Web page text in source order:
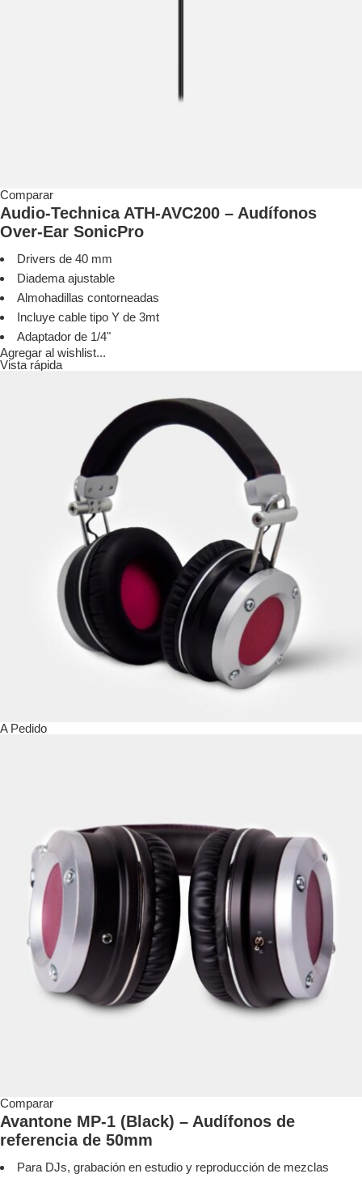
Comparar
Audio-Technica ATH-AVC200 – Audífonos
Over-Ear SonicPro
Drivers de 40 mm
Diadema ajustable
Almohadillas contorneadas
Incluye cable tipo Y de 3mt
Adaptador de 1/4"
Agregar al wishlist...
Vista rápida
A Pedido
Comparar
Avantone MP-1 (Black) – Audífonos de
referencia de 50mm
Para DJs, grabación en estudio y reproducción de mezclas